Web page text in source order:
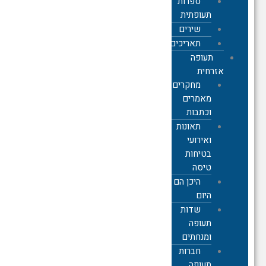
תעופתית
שירים
תאריכים
תעופה
אזרחית
מחקרים,
מאמרים
וכתבות
תאונות
ואירועי
בטיחות
טיסה
היכן הם
היום
שדות
תעופה
ומנחתים
חברות